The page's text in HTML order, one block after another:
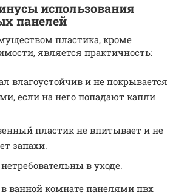
использования
панелей
пластика, кроме
является практичность:
влагоустойчив и не покрывается
если на него попадают капли
пластик не впитывает и не
запахи.
в уходе.
ванной комнате панелями пвх